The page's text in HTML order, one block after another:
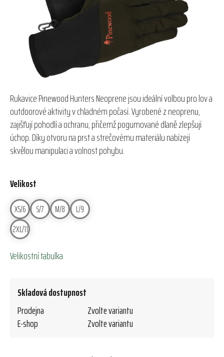
Rukavice Pinewood Hunters Neoprene jsou ideální volbou pro lov a
outdoorové aktivity v chladném počasí. Vyrobené z neoprenu,
zajišťují pohodlí a ochranu, přičemž pogumované dlaně zlepšují
úchop. Díky otvoru na prst a strečovému materiálu nabízejí
skvělou manipulaci a volnost pohybu.
Velikost
XS/6 S/7 M/8
L/9
2XL/11
Velikostní tabulka
Skladová dostupnost
Prodejna
Zvolte variantu
E-shop
Zvolte variantu